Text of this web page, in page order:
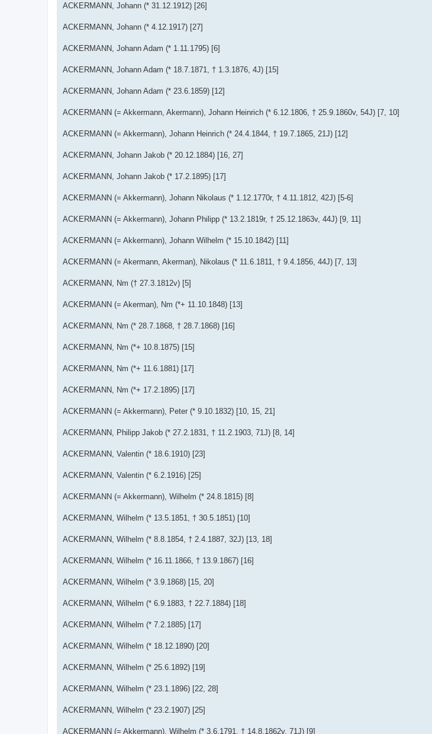
ACKERMANN, Johann (* 31.12.1912) [26]
ACKERMANN, Johann (* 4.12.1917) [27]
ACKERMANN, Johann Adam (* 1.11.1795) [6]
ACKERMANN, Johann Adam (* 18.7.1871, † 1.3.1876, 4J) [15]
ACKERMANN, Johann Adam (* 23.6.1859) [12]
ACKERMANN (= Akkermann, Akermann), Johann Heinrich (* 6.12.1806, † 25.9.1860v, 54J) [7, 10]
ACKERMANN (= Akkermann), Johann Heinrich (* 24.4.1844, † 19.7.1865, 21J) [12]
ACKERMANN, Johann Jakob (* 20.12.1884) [16, 27]
ACKERMANN, Johann Jakob (* 17.2.1895) [17]
ACKERMANN (= Akkermann), Johann Nikolaus (* 1.12.1770r, † 4.11.1812, 42J) [5-6]
ACKERMANN (= Akkermann), Johann Philipp (* 13.2.1819r, † 25.12.1863v, 44J) [9, 11]
ACKERMANN (= Akkermann), Johann Wilhelm (* 15.10.1842) [11]
ACKERMANN (= Akermann, Akerman), Nikolaus (* 11.6.1811, † 9.4.1856, 44J) [7, 13]
ACKERMANN, Nm († 27.3.1812v) [5]
ACKERMANN (= Akerman), Nm (*+ 11.10.1848) [13]
ACKERMANN, Nm (* 28.7.1868, † 28.7.1868) [16]
ACKERMANN, Nm (*+ 10.8.1875) [15]
ACKERMANN, Nm (*+ 11.6.1881) [17]
ACKERMANN, Nm (*+ 17.2.1895) [17]
ACKERMANN (= Akkermann), Peter (* 9.10.1832) [10, 15, 21]
ACKERMANN, Philipp Jakob (* 27.2.1831, † 11.2.1903, 71J) [8, 14]
ACKERMANN, Valentin (* 18.6.1910) [23]
ACKERMANN, Valentin (* 6.2.1916) [25]
ACKERMANN (= Akkermann), Wilhelm (* 24.8.1815) [8]
ACKERMANN, Wilhelm (* 13.5.1851, † 30.5.1851) [10]
ACKERMANN, Wilhelm (* 8.8.1854, † 2.4.1887, 32J) [13, 18]
ACKERMANN, Wilhelm (* 16.11.1866, † 13.9.1867) [16]
ACKERMANN, Wilhelm (* 3.9.1868) [15, 20]
ACKERMANN, Wilhelm (* 6.9.1883, † 22.7.1884) [18]
ACKERMANN, Wilhelm (* 7.2.1885) [17]
ACKERMANN, Wilhelm (* 18.12.1890) [20]
ACKERMANN, Wilhelm (* 25.6.1892) [19]
ACKERMANN, Wilhelm (* 23.1.1896) [22, 28]
ACKERMANN, Wilhelm (* 23.2.1907) [25]
ACKERMANN (= Akkermann), Wilhelm (* 3.6.1791, † 14.8.1862v, 71J) [9]